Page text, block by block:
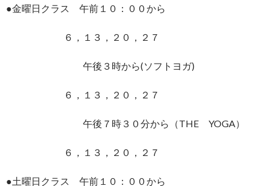
●金曜日クラス 午前１０：００から
６，１３，２０，２７
午後３時から(ソフトヨガ)
６，１３，２０，２７
午後７時３０分から（THE YOGA）
６，１３，２０，２７
●土曜日クラス 午前１０：００から